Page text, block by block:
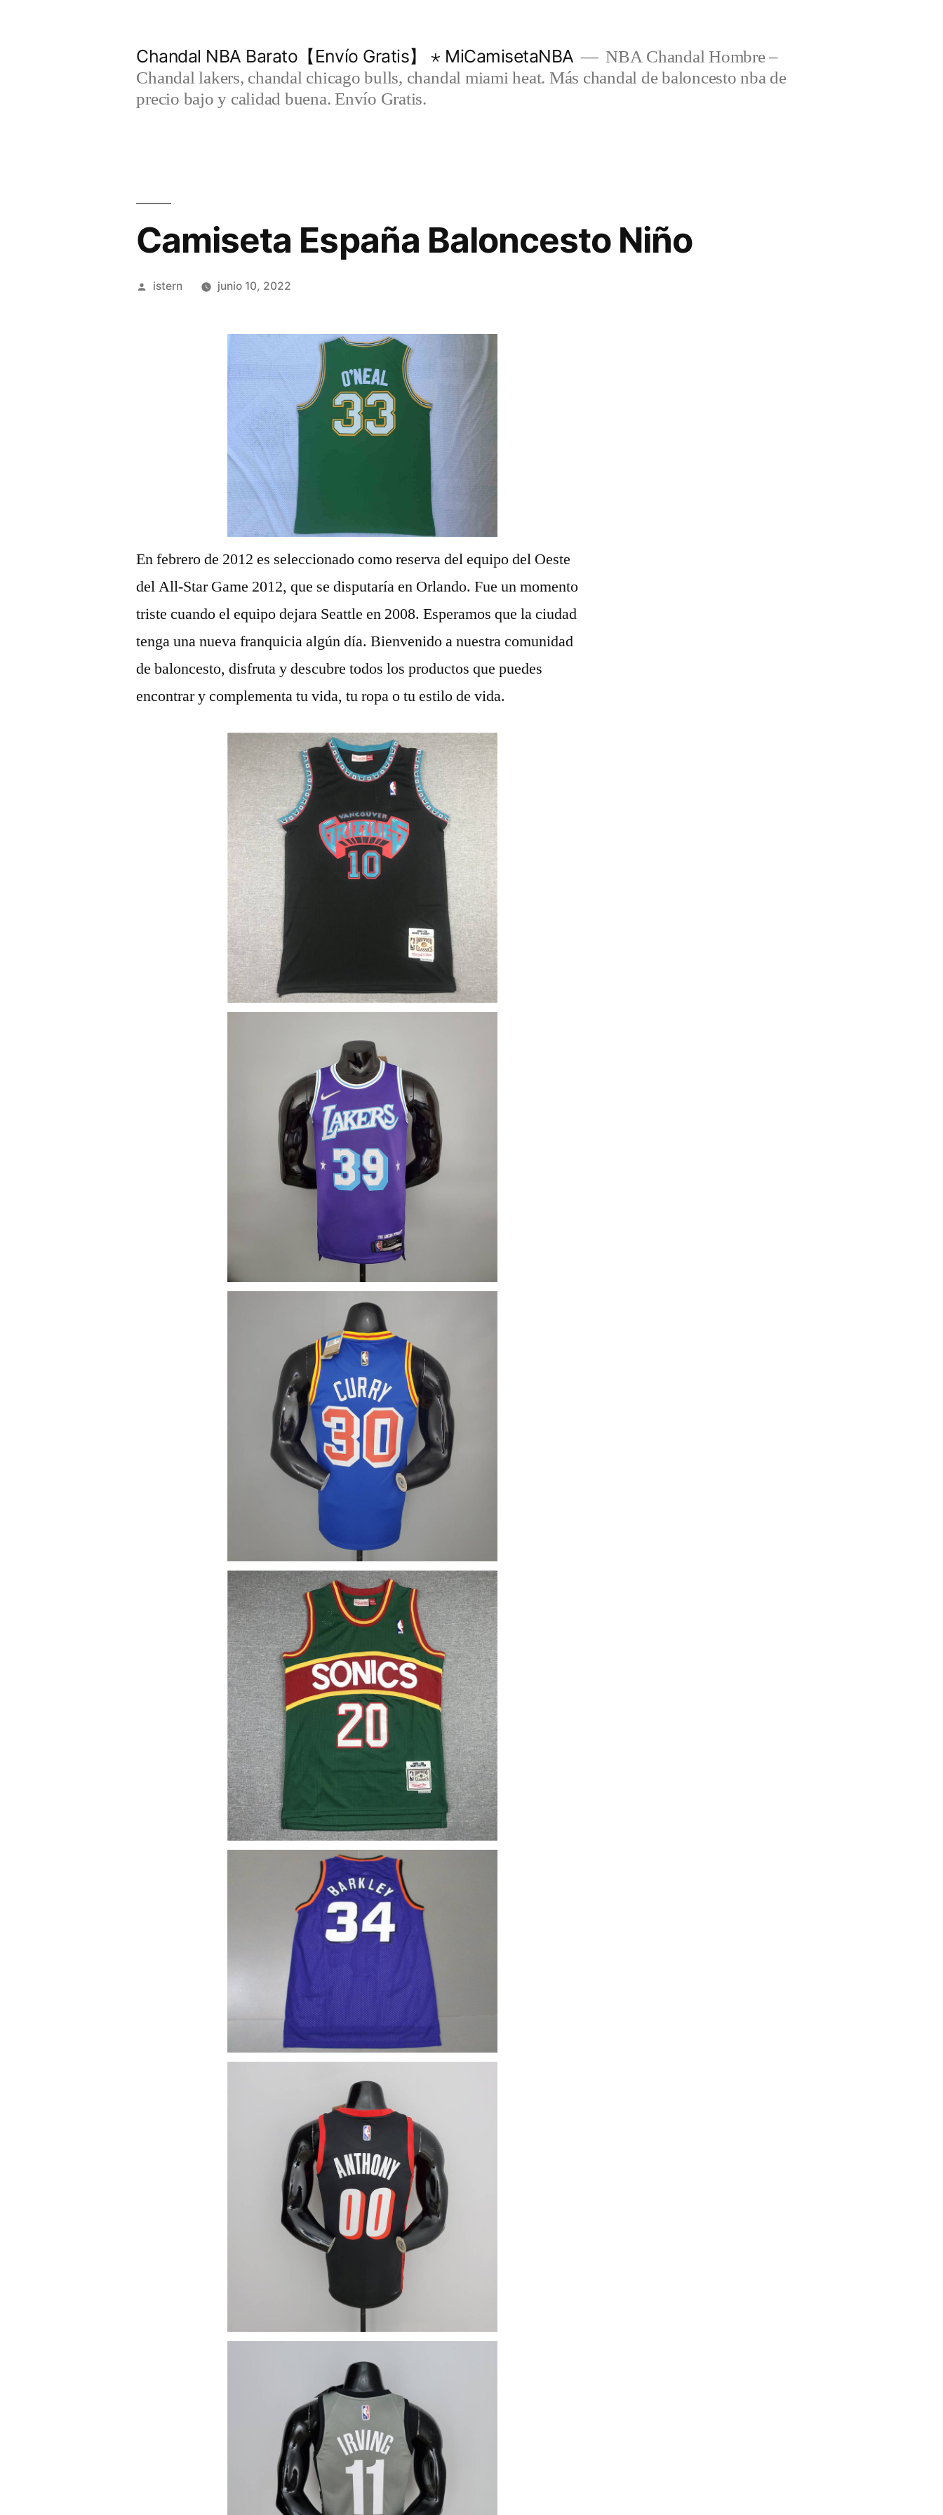
Chandal NBA Barato【Envío Gratis】 ⋆ MiCamisetaNBA
NBA Chandal Hombre –
Chandal lakers, chandal chicago bulls, chandal miami heat. Más chandal de baloncesto nba de
precio bajo y calidad buena. Envío Gratis.
Camiseta España Baloncesto Niño
Publicado
istern junio 10, 2022
En febrero de 2012 es seleccionado como reserva del equipo del Oeste
del All-Star Game 2012, que se disputaría en Orlando. Fue un momento
triste cuando el equipo dejara Seattle en 2008. Esperamos que la ciudad
tenga una nueva franquicia algún día. Bienvenido a nuestra comunidad
de baloncesto, disfruta y descubre todos los productos que puedes
encontrar y complementa tu vida, tu ropa o tu estilo de vida.